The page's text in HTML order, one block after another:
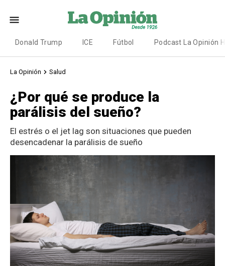
Donald Trump ICE Fútbol Podcast La Opinión
La Opinión Salud
¿Por qué se produce la
parálisis del sueño?
El estrés o el jet lag son situaciones que pueden
desencadenar la parálisis de sueño